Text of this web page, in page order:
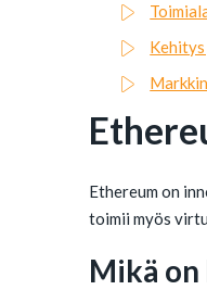
Ethereum on
toimii myös
Mikä on